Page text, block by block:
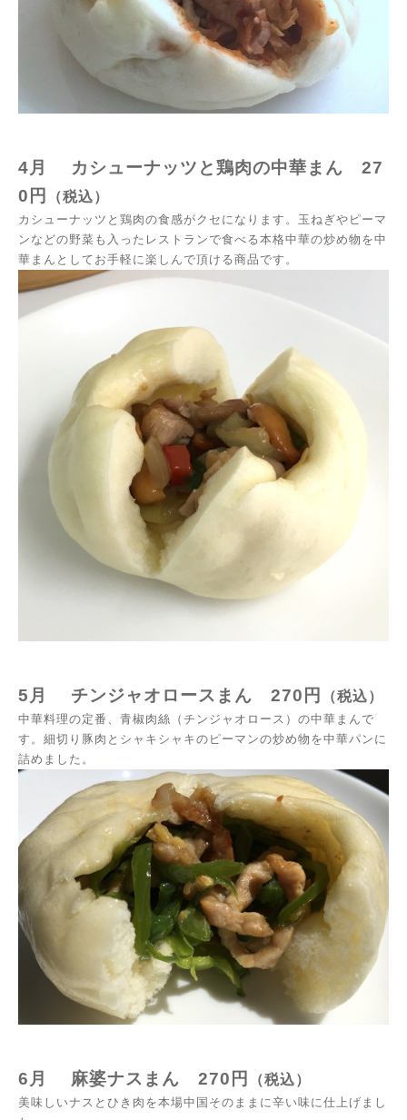
4月 カシューナッツと鶏肉の中華まん 27
0円
（税込）
カシューナッツと鶏肉の食感がクセになります。玉ねぎやピーマ
ンなどの野菜も入ったレストランで食べる本格中華の炒め物を中
華まんとしてお手軽に楽しんで頂ける商品です。
5月 チンジャオロースまん 270円 （税込）
中華料理の定番、青椒肉絲（チンジャオロース）の中華まんで
す。細切り豚肉とシャキシャキのピーマンの炒め物を中華パンに
詰めました。
6月 麻婆ナスまん 270 円 （税込）
美味しいナスとひき肉を本場中国そのままに辛い味に仕上げまし